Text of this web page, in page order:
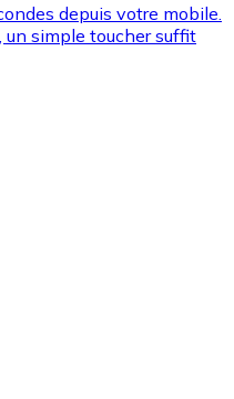
en espèces et d'autres
depuis votre mobile.
un simple toucher suffit